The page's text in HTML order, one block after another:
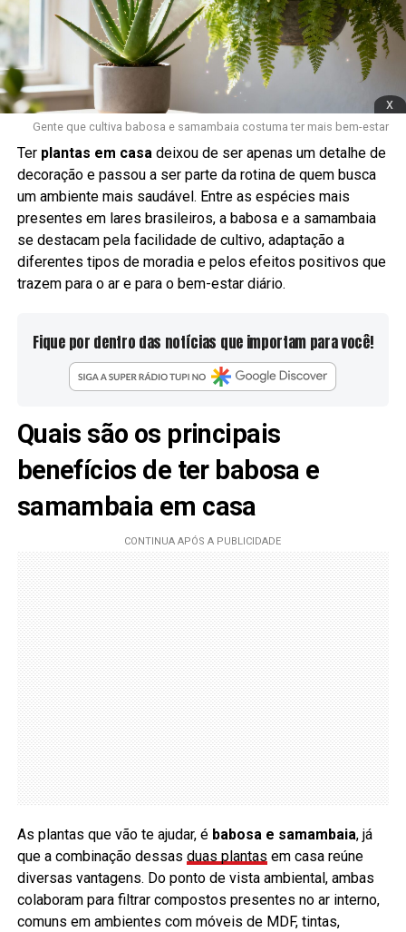
x
Gente que cultiva babosa e samambaia costuma ter mais bem-estar
Ter plantas em casadeixou de ser apenas um detalhe de
decoração e passou a ser parte da rotina de quem busca
um ambiente mais saudável. Entre as espécies mais
presentes em lares brasileiros, a babosa e a samambaia
se destacam pela facilidade de cultivo, adaptação a
diferentes tipos de moradia e pelos efeitos positivos que
trazem para o ar e para o bem-estar diário.
Fique por dentro das notícias que importam para você!
Quais são os principais
benefícios de ter babosa e
samambaia em casa
As plantas que vão te ajudar, é babosa e samambaia, já
que a combinação dessas duas plantas em casa reúne
diversas vantagens. Do ponto de vista ambiental, ambas
colaboram para filtrar compostos presentes no ar interno,
comuns em ambientes com móveis de MDF, tintas,